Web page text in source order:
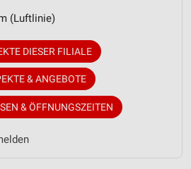
(Luftlinie)
DIESER FILIALE
& ANGEBOTE
& ÖFFNUNGSZEITEN